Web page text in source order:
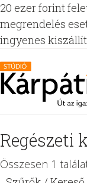
20 ezer forint
megrendelés
ingyenes
Regészeti
Összesen 1